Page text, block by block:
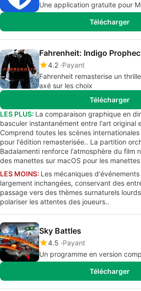
Une application gratuite pour
Télécharger
Fahrenheit: Indigo
4.2 Payant
Fahrenheit remasterise un
axé sur les choix
Télécharger
LES PLUS: La comparaison graphique en
basculer instantanément entre l'art original
Comprend toutes les scènes
pour l'édition remasterisée.. La partition
Badalamenti renforce l'atmosphère du film
des manettes sur macOS pour les
LES MOINS: Les mécaniques
largement inchangées, conservant des
passage vers des thèmes surnaturels
polariser les attentes des joueurs..
Sky Battles
4.5 Payant
Un programme en version
Télécharger